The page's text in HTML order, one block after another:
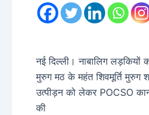
नई दिल्ली। नाबालिग
मुरुग मठ के महंत शिवमूर्ति मुरुग
उत्पीड़न को लेकर POCSO
की